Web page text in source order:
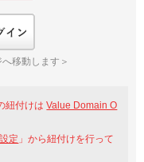
のログイン画面へ遷移します
Yahoo!
移動します＞
紐付けはValue Domain O
定 」から紐付けを行って